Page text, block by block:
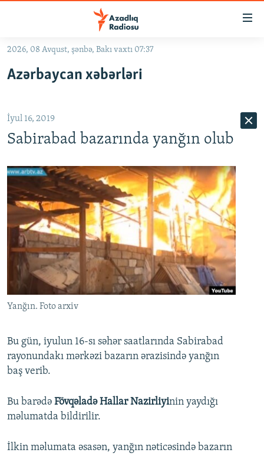
Əsas
qayıt
qayıt
Axtarışa
#ƏSLINDƏ
QANUNI DOĞRU
ARAŞDIRMA
MULTIMEDIA
VIDEO
FOTOQALEREYA
İNFOQRAFIKA
KARIKATURA
RADIO ARXIV
OXU ZALI
AZƏRBAYCAN ƏDƏBIYYATI KITABXANASI
İSLAM VƏ DEMOKRATIYA
HAQQIMIZDA
MISSIYAMIZ
PEŞƏ ETIKASI VƏ JURNALISTIKA STANDARTLARIMIZ
AZADLIQRADIOSU MOBIL TELEFONUNUZDA
BIZIMLƏ ƏLAQƏ
BIZI IZLƏ
RFE/RL-in bütün saytları
2026, 08 Avqust, şənbə, Bakı vaxtı 07:37
Azərbaycan xəbərləri
İyul 16, 2019
Sabirabad bazarında yanğın olub
Yanğın. Foto arxiv
Bu gün, iyulun 16-sı səhər saatlarında Sabirabad
rayonundakı mərkəzi bazarın ərazisində yanğın
baş verib.
Bu barədə Fövqəladə Hallar Nazirliyinin yaydığı
məlumatda bildirilir.
İlkin məlumata əsasən, yanğın nəticəsində bazarın